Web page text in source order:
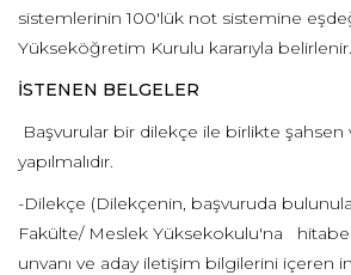
sistemlerinin 100'lük not sistemine
Yükseköğretim Kurulu kararıyla belirlenir.
İSTENEN BELGELER
Başvurular bir dilekçe ile birlikte şahsen
yapılmalıdır.
-Dilekçe (Dilekçenin, başvuruda
Fakülte/ Meslek Yüksekokulu'na
unvanı ve aday iletişim bilgilerini içeren